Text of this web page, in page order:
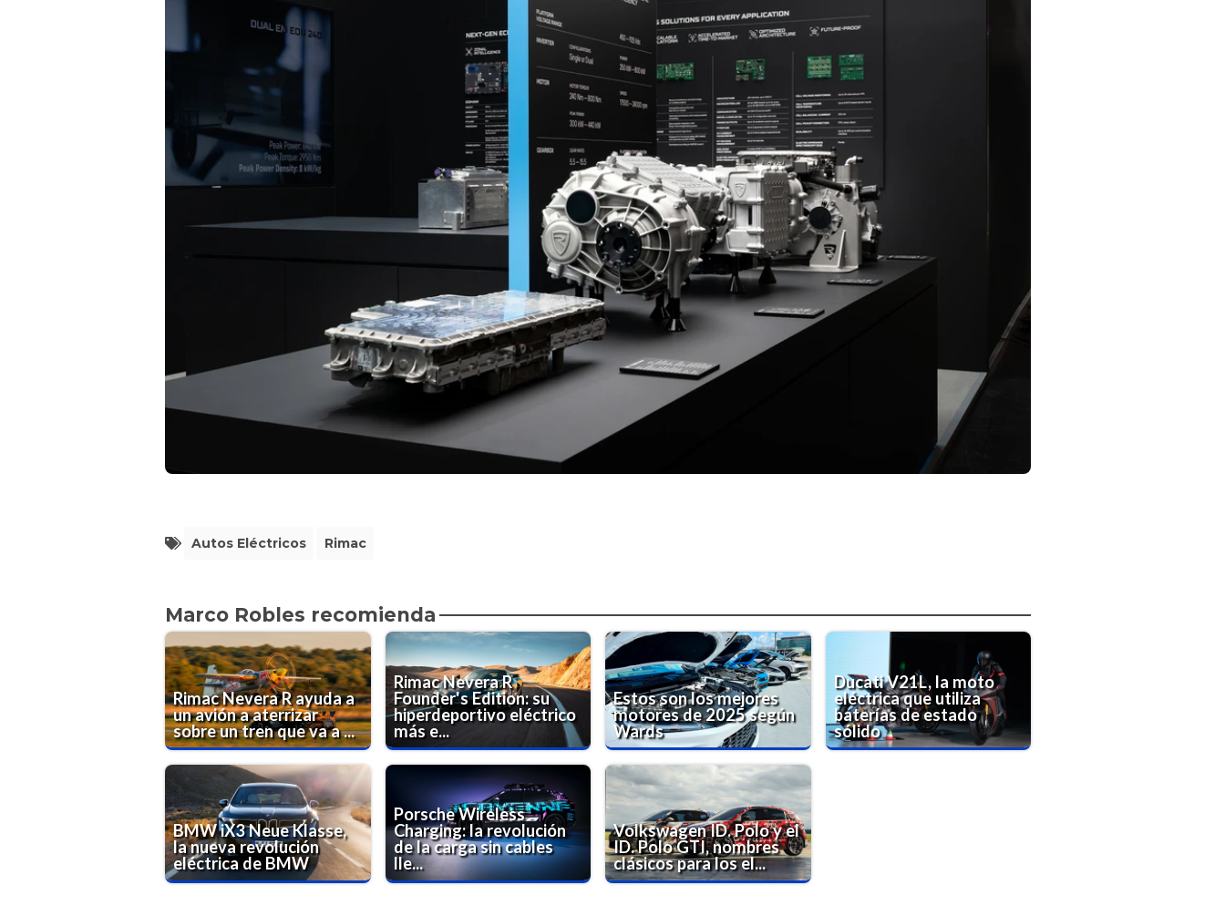
Autos Eléctricos Rimac
Marco Robles recomienda
Rimac Nevera R ayuda a
un avión a aterrizar
sobre un tren que va a ...
Rimac Nevera R
Founder's Edition: su
hiperdeportivo eléctrico
más e...
Estos son los mejores
motores de 2025 según
Wards
Ducati V21L, la moto
eléctrica que utiliza
baterías de estado
sólido
BMW iX3 Neue Klasse,
la nueva revolución
eléctrica de BMW
Porsche Wireless
Charging: la revolución
de la carga sin cables
lle...
Volkswagen ID. Polo y el
ID. Polo GTI, nombres
clásicos para los el...